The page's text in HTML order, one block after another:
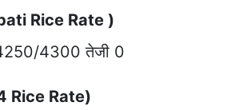
Rice Rate )
4300 तेजी 0
Rice Rate)